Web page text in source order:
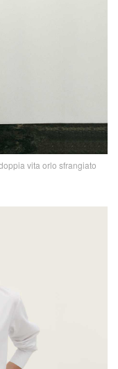
vita orlo sfrangiato